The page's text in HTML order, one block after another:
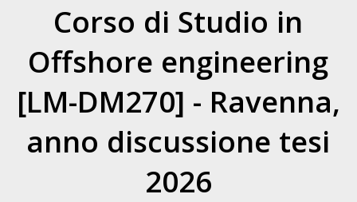
Corso di Studio in
Offshore engineering
[LM-DM270] - Ravenna,
anno discussione tesi
2026